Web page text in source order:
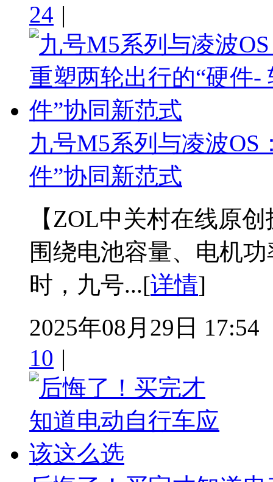
24 |
九号M5系列与凌波OS
件”协同新范式
【ZOL中关村在线原
围绕电池容量、电机
时，九号...[详情]
2025年08月29日 17:54
10 |